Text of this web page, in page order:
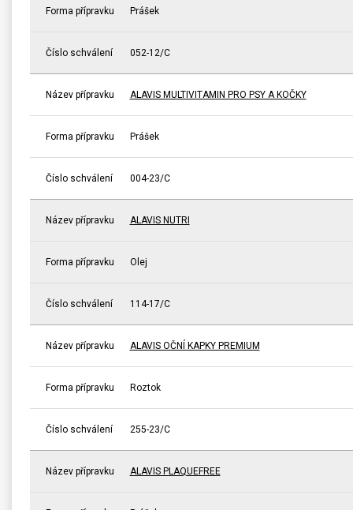
Forma přípravku Prášek
Číslo schválení 052-12/C
Název přípravku ALAVIS MULTIVITAMIN PRO PSY A KOČKY
Forma přípravku Prášek
Číslo schválení 004-23/C
Název přípravku ALAVIS NUTRI
Forma přípravku Olej
Číslo schválení 114-17/C
Název přípravku ALAVIS OČNÍ KAPKY PREMIUM
Forma přípravku Roztok
Číslo schválení 255-23/C
Název přípravku ALAVIS PLAQUEFREE